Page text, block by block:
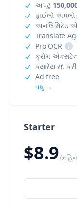
Starter
$8.9/
અપટુ
ફાઈલો
અનલિમિટેડ
Translate
Pro OCR
i
ક્રોમ
ક્યારેય રદ
Ad free
વધુ →